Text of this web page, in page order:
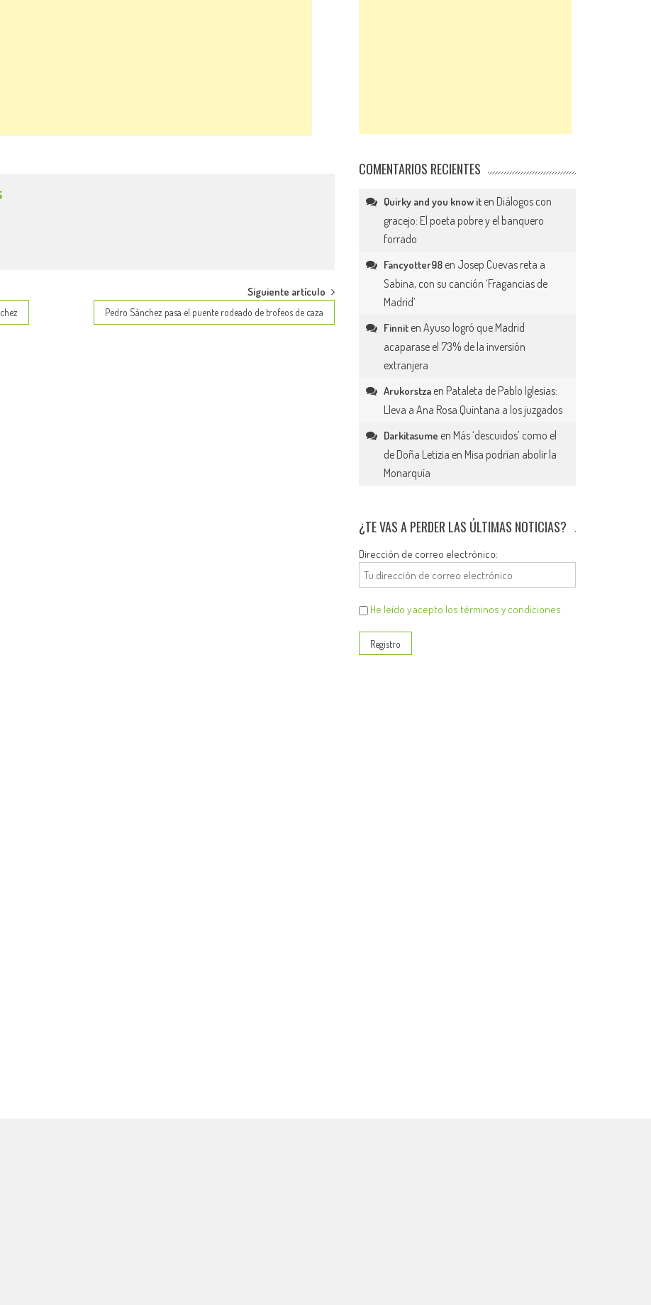
Siguiente artículo
Pedro Sánchez pasa el puente rodeado de trofeos de caza
COMENTARIOS RECIENTES
Quirky and you know it en Diálogos con
gracejo: El poeta pobre y el banquero
forrado
Fancyotter98 en Josep Cuevas reta a
Sabina, con su canción ‘Fragancias de
Madrid’
Finnit enAyuso logró que Madrid
acaparase el 73% de la inversión
extranjera
Arukorstza en Pataleta de Pablo Iglesias:
Lleva a Ana Rosa Quintana a los juzgados
Darkitasume en Más ‘descuidos’ como el
de Doña Letizia en Misa podrían abolir la
Monarquía
¿TE VAS A PERDER LAS ÚLTIMAS NOTICIAS?
Dirección de correo electrónico:
He leído y acepto los términos y condiciones